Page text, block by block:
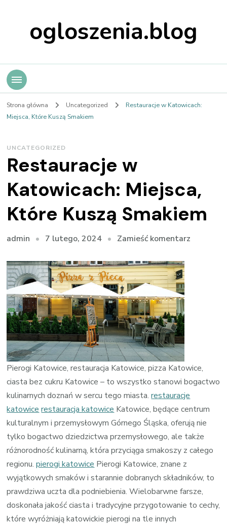
ogloszenia.blog
Strona główna Uncategorized
Restauracje w Katowicach:
Miejsca, Które Kuszą Smakiem
UNCATEGORIZED
Restauracje w
Katowicach: Miejsca,
Które Kuszą Smakiem
admin 7 lutego, 2024 Zamieść komentarz
Pierogi Katowice, restauracja Katowice, pizza Katowice,
ciasta bez cukru Katowice – to wszystko stanowi bogactwo
kulinarnych doznań w sercu tego miasta.restauracje
katowice restauracja katowice Katowice, będące centrum
kulturalnym i przemysłowym Górnego Śląska, oferują nie
tylko bogactwo dziedzictwa przemysłowego, ale także
różnorodność kulinarną, która przyciąga smakoszy z całego
regionu.pierogi katowice Pierogi Katowice, znane z
wyjątkowych smaków i starannie dobranych składników, to
prawdziwa uczta dla podniebienia. Wielobarwne farsze,
doskonała jakość ciasta i tradycyjne przygotowanie to cechy,
które wyróżniają katowickie pierogi na tle innych